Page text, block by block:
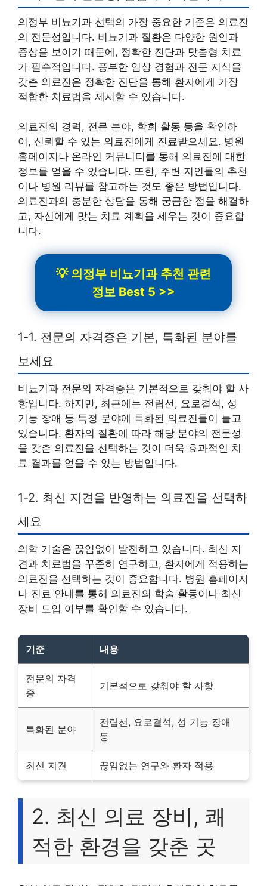
의정부 비뇨기과 선택의 가장 중요한 기준은 의료진
의 전문성입니다. 비뇨기과 질환은 다양한 원인과
증상을 보이기 때문에, 정확한 진단과 맞춤형 치료
가 필수적입니다. 풍부한 임상 경험과 전문 지식을
갖춘 의료진은 정확한 진단을 통해 환자에게 가장
적합한 치료법을 제시할 수 있습니다.
의료진의 경력, 전문 분야, 학회 활동 등을 확인하
여, 신뢰할 수 있는 의료진에게 진료받으세요. 병원
홈페이지나 온라인 커뮤니티를 통해 의료진에 대한
정보를 얻을 수 있습니다. 또한, 주변 지인들의 추천
이나 병원 리뷰를 참고하는 것도 좋은 방법입니다.
의료진과의 충분한 상담을 통해 궁금한 점을 해결하
고, 자신에게 맞는 치료 계획을 세우는 것이 중요합
니다.
💡 의정부 비뇨기과 추천 관련
정보 Best 5 >>
1-1. 전문의 자격증은 기본, 특화된 분야를
보세요
비뇨기과 전문의 자격증은 기본적으로 갖춰야 할 사
항입니다. 하지만, 최근에는 전립선, 요로결석, 성
기능 장애 등 특정 분야에 특화된 의료진들이 늘고
있습니다. 환자의 질환에 따라 해당 분야의 전문성
을 갖춘 의료진을 선택하는 것이 더욱 효과적인 치
료 결과를 얻을 수 있는 방법입니다.
1-2. 최신 지견을 반영하는 의료진을 선택하
세요
의학 기술은 끊임없이 발전하고 있습니다. 최신 지
견과 치료법을 꾸준히 연구하고, 환자에게 적용하는
의료진을 선택하는 것이 중요합니다. 병원 홈페이지
나 진료 안내를 통해 의료진의 학술 활동이나 최신
장비 도입 여부를 확인할 수 있습니다.
기준 내용
전문의 자격
증
기본적으로 갖춰야 할 사항
특화된 분야
전립선, 요로결석, 성 기능 장애
등
최신 지견 끊임없는 연구와 환자 적용
2. 최신 의료 장비, 쾌
적한 환경을 갖춘 곳